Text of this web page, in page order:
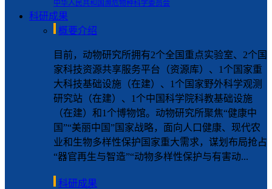
中华人民共和国濒危物种科学委员会
科研成果
概要介绍
目前，动物研究所拥有2个全国重点实验室、2个国
家科技资源共享服务平台（资源库）、1个国家重
大科技基础设施（在建）、1个国家野外科学观测
研究站（在建）、1个中国科学院科教基础设施
（在建）和1个博物馆。动物研究所聚焦“健康中
国”“美丽中国”国家战略，面向人口健康、现代农
业和生物多样性保护国家重大需求，谋划布局抢占
“器官再生与智造”“动物多样性保护与有害动...
科研成果